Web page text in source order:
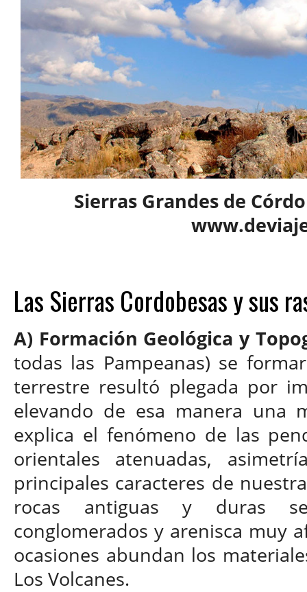
Sierras Grandes de
Las Sierras Cordobesas y sus
A) Formación Geológica y
todas las Pampeanas) se
terrestre resultó plegada por
elevando de esa manera una
explica el fenómeno de las
orientales atenuadas,
principales caracteres de
rocas antiguas y duras
conglomerados y arenisca muy
ocasiones abundan los
Los Volcanes.